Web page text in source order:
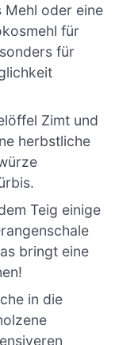
Mehl oder eine
für
für
Zimt und
herbstliche
Teig einige
bringt eine
in die